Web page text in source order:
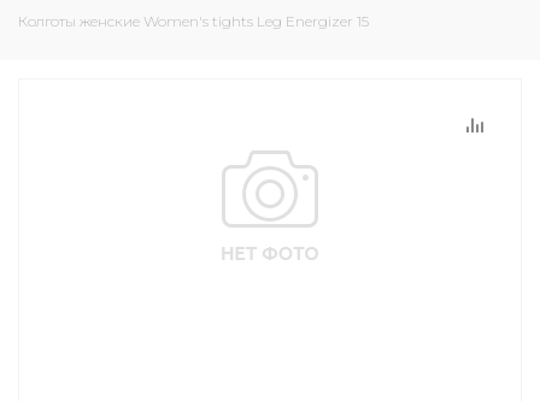
Колготы женские Women's tights Leg Energizer 15